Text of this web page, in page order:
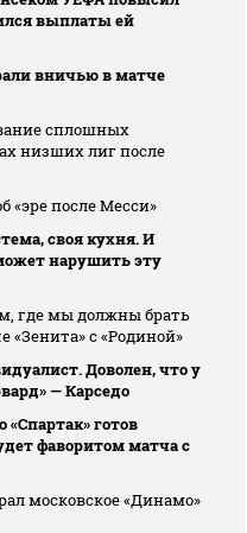
выплаты ей
вничью в матче
сплошных
низших лиг после
«эре после Месси»
своя кухня. И
нарушить эту
где мы должны брать
с «Родиной»
Доволен, что у
— Карседо
«Спартак» готов
фаворитом матча с
московское «Динамо»